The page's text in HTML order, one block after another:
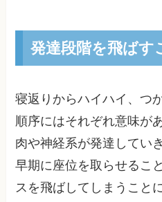
発達段階を飛ばす
寝返りからハイハイ、つ
順序にはそれぞれ意味が
肉や神経系が発達してい
早期に座位を取らせるこ
スを飛ばしてしまうこと